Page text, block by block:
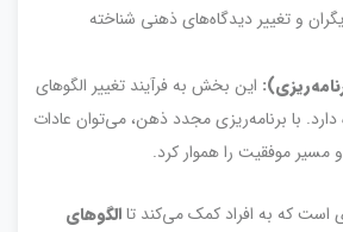
و تغییر دیدگاه‌های ذهنی شناخته
این بخش به فرآیند تغییر الگوهای
دارد. با برنامه‌ریزی مجدد ذهن، می‌توان عادات
مسیر موفقیت را هموار کرد.
الگوهای